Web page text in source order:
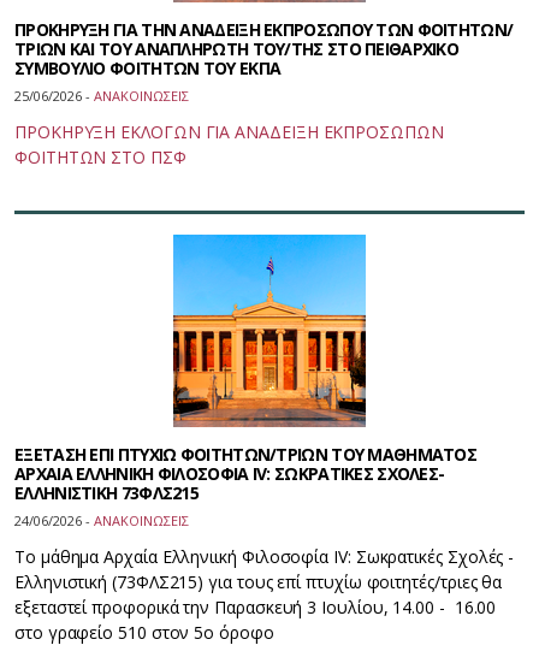
ΠΡΟΚΗΡΥΞΗ ΓΙΑ ΤΗΝ ΑΝΑΔΕΙΞΗ ΕΚΠΡΟΣΩΠΟΥ ΤΩΝ ΦΟΙΤΗΤΩΝ/
ΤΡΙΩΝ ΚΑΙ ΤΟΥ ΑΝΑΠΛΗΡΩΤΗ ΤΟΥ/ΤΗΣ ΣΤΟ ΠΕΙΘΑΡΧΙΚΟ
ΣΥΜΒΟΥΛΙΟ ΦΟΙΤΗΤΩΝ ΤΟΥ ΕΚΠΑ
25/06/2026 - ΑΝΑΚΟΙΝΩΣΕΙΣ
ΠΡΟΚΗΡΥΞΗ ΕΚΛΟΓΩΝ ΓΙΑ ΑΝΑΔΕΙΞΗ ΕΚΠΡΟΣΩΠΩΝ
ΦΟΙΤΗΤΩΝ ΣΤΟ ΠΣΦ
ΕΞΕΤΑΣΗ ΕΠΙ ΠΤΥΧΙΩ ΦΟΙΤΗΤΩΝ/ΤΡΙΩΝ ΤΟΥ ΜΑΘΗΜΑΤΟΣ
ΑΡΧΑΙΑ ΕΛΛΗΝΙΚΗ ΦΙΛΟΣΟΦΙΑ IV: ΣΩΚΡΑΤΙΚΕΣ ΣΧΟΛΕΣ-
ΕΛΛΗΝΙΣΤΙΚΗ 73ΦΛΣ215
24/06/2026 - ΑΝΑΚΟΙΝΩΣΕΙΣ
Το μάθημα Αρχαία Ελληνιική Φιλοσοφία IV: Σωκρατικές Σχολές -
Ελληνιστική (73ΦΛΣ215) για τους επί πτυχίω φοιτητές/τριες θα
εξεταστεί προφορικά την Παρασκευή 3 Ιουλίου, 14.00 - 16.00
στο γραφείο 510 στον 5ο όροφο